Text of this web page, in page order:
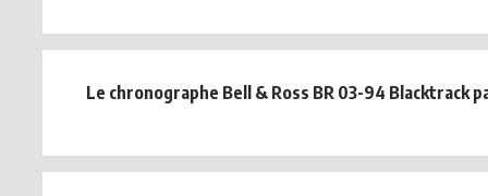
Le chronographe Bell & Ross BR 03-94 Blacktrack